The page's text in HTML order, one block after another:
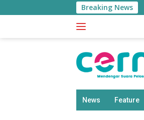
ke
Breaking News
News Feature